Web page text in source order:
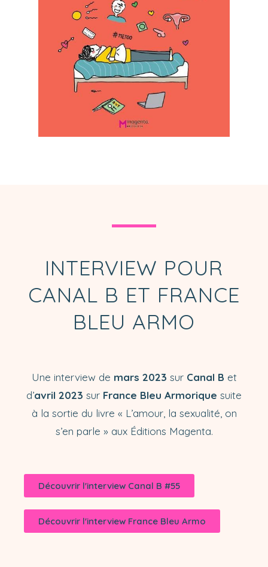
INTERVIEW POUR
CANAL B ET FRANCE
BLEU ARMO
Une interview de mars 2023 sur Canal B et
d’avril 2023 sur France Bleu Armorique suite
à la sortie du livre « L’amour, la sexualité, on
s’en parle » aux Éditions Magenta.
Découvrir l'interview Canal B #55
Découvrir l'interview France Bleu Armo